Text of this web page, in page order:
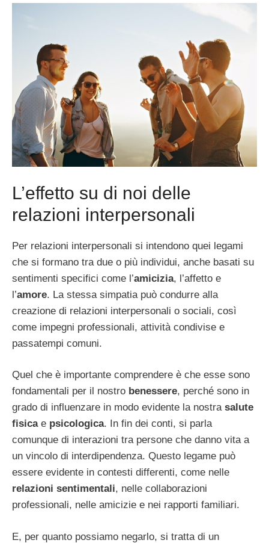
L’effetto su di noi delle
relazioni interpersonali
Per relazioni interpersonali si intendono quei legami
che si formano tra due o più individui, anche basati su
sentimenti specifici come l’amicizia, l’affetto e
l’amore. La stessa simpatia può condurre alla
creazione di relazioni interpersonali o sociali, così
come impegni professionali, attività condivise e
passatempi comuni.
Quel che è importante comprendere è che esse sono
fondamentali per il nostro benessere, perché sono in
grado di influenzare in modo evidente la nostra salute
fisicae psicologica. In fin dei conti, si parla
comunque di interazioni tra persone che danno vita a
un vincolo di interdipendenza. Questo legame può
essere evidente in contesti differenti, come nelle
relazioni sentimentali, nelle collaborazioni
professionali, nelle amicizie e nei rapporti familiari.
E, per quanto possiamo negarlo, si tratta di un